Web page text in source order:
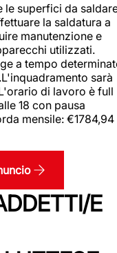
le superfici da
la saldatura a
manutenzione e
utilizzati.
a tempo
sarà
di lavoro è full
18 con pausa
mensile: €1784,94
E